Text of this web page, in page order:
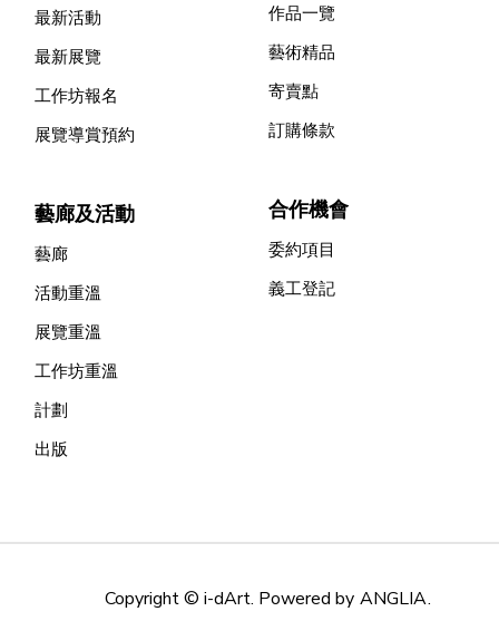
最新活動
最新展覽
工作坊報名
展覽導賞預約
藝廊及活動
藝廊
活動重溫
展覽重溫
工作坊重溫
計劃
出版
作品一覽
藝術精品
寄賣點
訂購條款
合作機會
委約項目
義工登記
Copyright © i-dArt. Powered by ANGLIA.